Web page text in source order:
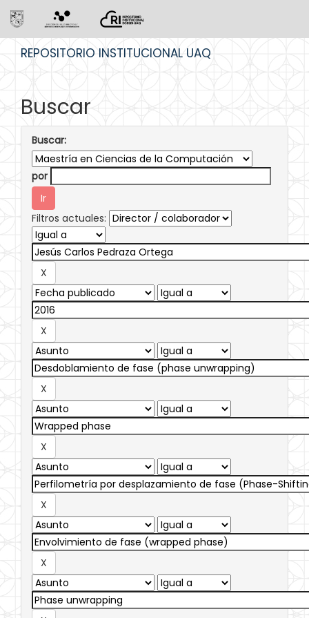
REPOSITORIO INSTITUCIONAL UAQ
Buscar
Buscar:
por
Filtros actuales: